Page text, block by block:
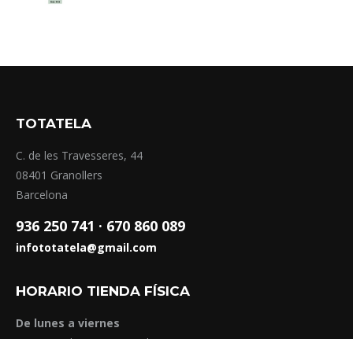
TOTATELA
C. de les Travesseres, 44
08401 Granollers
Barcelona
936 250 741 · 670 860 089
infototatela@gmail.com
HORARIO TIENDA FÍSICA
De lunes a viernes